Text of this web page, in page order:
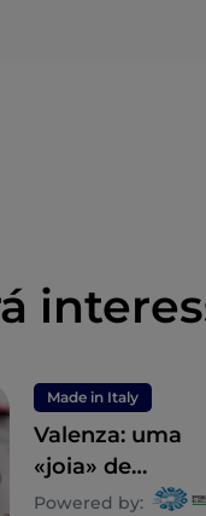
Made in Italy
Valenza: uma
«joia» de
Monferrato
Powered by: